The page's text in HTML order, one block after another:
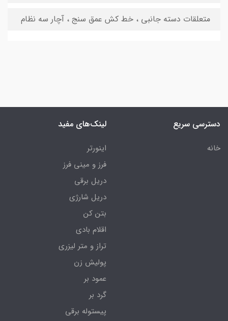
متعلقات دسته جانبی ، خط کش عمق سنج ، آچار سه نظام
دسترسی سریع
خانه
لینک‌های مفید
اینورتر
فرز و مینی فرز
دریل برقی
دریل شارژی
بتن کن
اقلام بادی
تراز و متر لیزری
پولیش زن
عمود بر
گرد بر
پیستوله برقی